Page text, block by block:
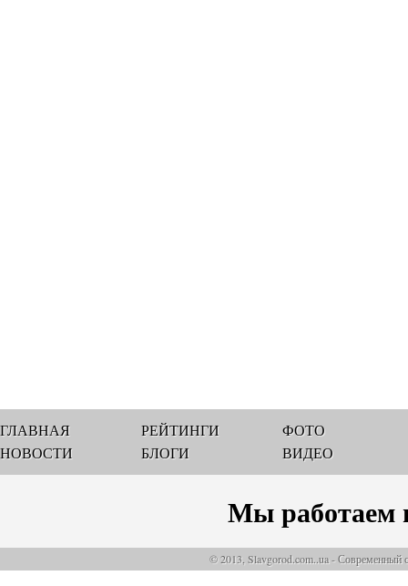
ГЛАВНАЯ
НОВОСТИ
РЕЙТИНГИ
БЛОГИ
ФОТО
ВИДЕО
Мы работаем
© 2013, Slavgorod.com..ua - Современный